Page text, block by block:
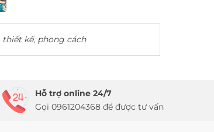
thiết kế, phong cách
Hỗ trợ online 24/7
Gọi 0961204368 để được tư vấn